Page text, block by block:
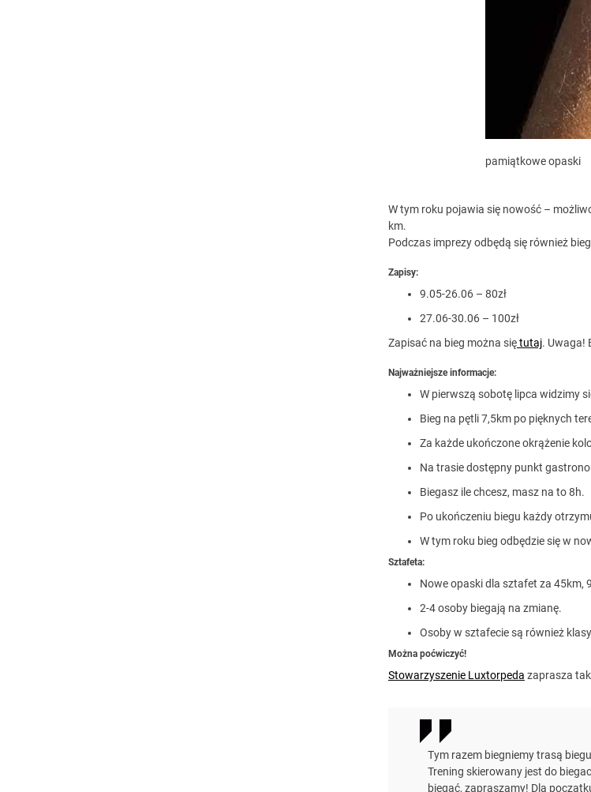
pamiątkowe opaski
W tym roku pojawia się nowość –
km.
Podczas imprezy odbędą się również
Zapisy:
9.05-26.06 – 80zł
27.06-30.06 – 100zł
Zapisać na bieg można siętutaj. Uwaga!
Najważniejsze informacje:
W pierwszą sobotę lipca widzimy
Bieg na pętli 7,5km po pięknych
Za każde ukończone okrążenie
Na trasie dostępny punkt
Biegasz ile chcesz, masz na to 8h.
Po ukończeniu biegu każdy
W tym roku bieg odbędzie się w
Sztafeta:
Nowe opaski dla sztafet za 45km,
2-4 osoby biegają na zmianę.
Osoby w sztafecie są również
Można poćwiczyć!
Stowarzyszenie Luxtorpeda zaprasza
Tym razem biegniemy trasą
Trening skierowany jest do
biegać, zapraszamy! Dla